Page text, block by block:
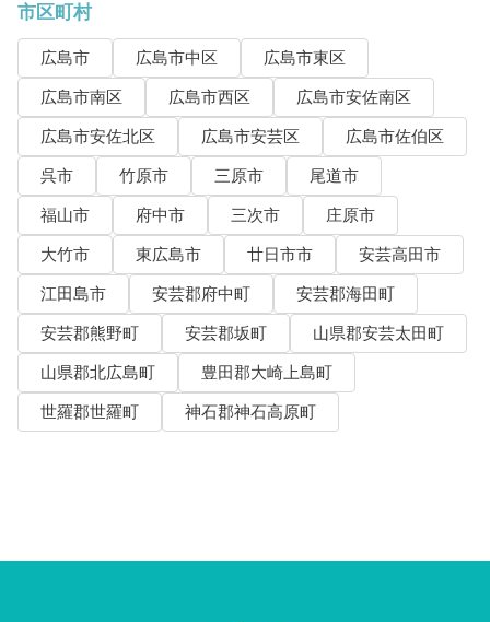
市区町村
広島市 広島市中区
広島市東区
広島市南区
広島市西区
広島市安佐南区
広島市安佐北区
広島市安芸区
広島市佐伯区
呉市
竹原市 三原市
尾道市
福山市
府中市 三次市
庄原市
大竹市
東広島市 廿日市市
安芸高田市
江田島市
安芸郡府中町
安芸郡海田町
安芸郡熊野町
安芸郡坂町
山県郡安芸太田町
山県郡北広島町
豊田郡大崎上島町
世羅郡世羅町
神石郡神石高原町